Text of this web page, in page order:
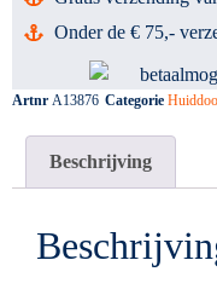
Onder de € 75,-
Artnr A13876 Categorie
Beschrijving